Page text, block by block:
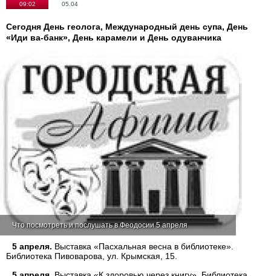
09:02 05.04
Сегодня День геолога, Международный день супа, День
«Иди ва-банк», День карамели и День одуванчика
Что посмотреть и послушать в Феодосии 5 апреля
5 апреля. Выставка «Пасхальная весна в библиотеке».
Библиотека Пивоварова, ул. Крымская, 15.